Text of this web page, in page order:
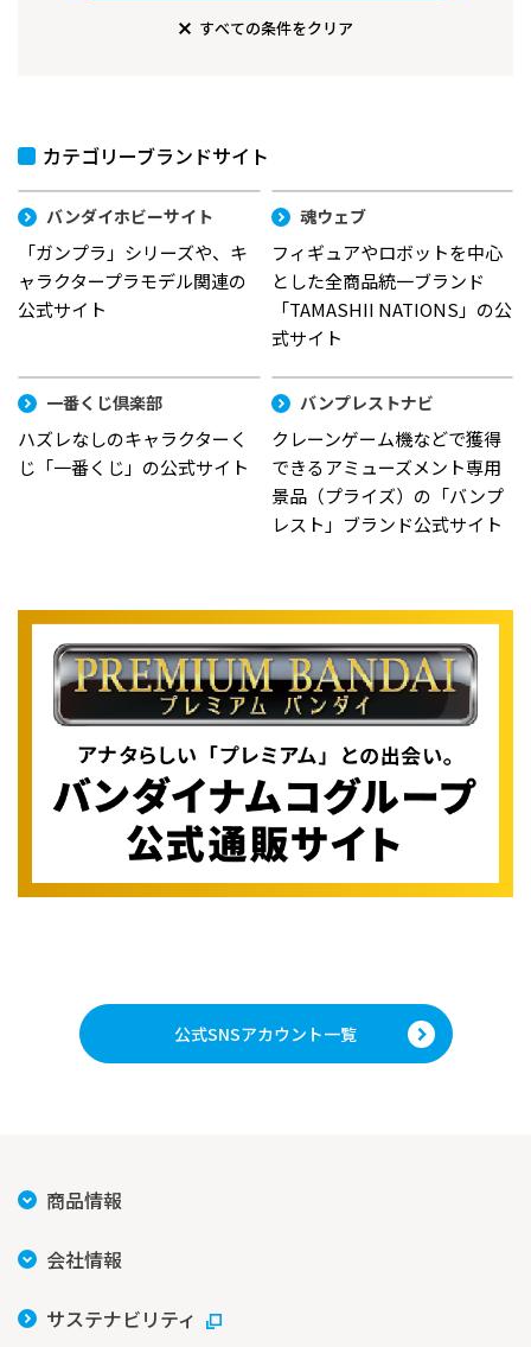
すべての条件をクリア
カテゴリーブランドサイト
バンダイホビーサイト
「ガンプラ」シリーズや、キ
ャラクタープラモデル関連の
公式サイト
魂ウェブ
フィギュアやロボットを中心
とした全商品統一ブランド
「TAMASHII NATIONS」の公
式サイト
一番くじ倶楽部
ハズレなしのキャラクターく
じ「一番くじ」の公式サイト
バンプレストナビ
クレーンゲーム機などで獲得
できるアミューズメント専用
景品（プライズ）の「バンプ
レスト」ブランド公式サイト
公式SNSアカウント一覧
商品情報
会社情報
サステナビリティ